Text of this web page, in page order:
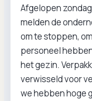
Afgelopen
melden de
om te stoppen,
personeel
het gezin.
verwisseld voor
we hebben hoge